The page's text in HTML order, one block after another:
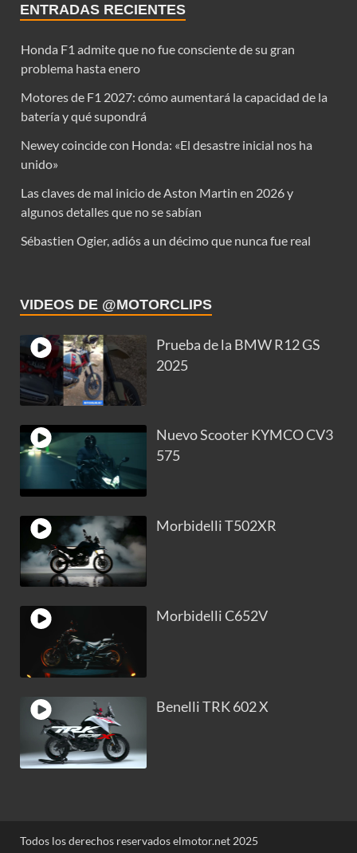
ENTRADAS RECIENTES
Honda F1 admite que no fue consciente de su gran
problema hasta enero
Motores de F1 2027: cómo aumentará la capacidad de la
batería y qué supondrá
Newey coincide con Honda: «El desastre inicial nos ha
unido»
Las claves de mal inicio de Aston Martin en 2026 y
algunos detalles que no se sabían
Sébastien Ogier, adiós a un décimo que nunca fue real
VIDEOS DE @MOTORCLIPS
Prueba de la BMW R12 GS
2025
Nuevo Scooter KYMCO CV3
575
Morbidelli T502XR
Morbidelli C652V
Benelli TRK 602 X
Todos los derechos reservados elmotor.net 2025